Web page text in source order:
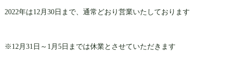
2022年は12月30日まで、通常どおり営業いたしております
※12月31日～1月5日までは休業とさせていただきます